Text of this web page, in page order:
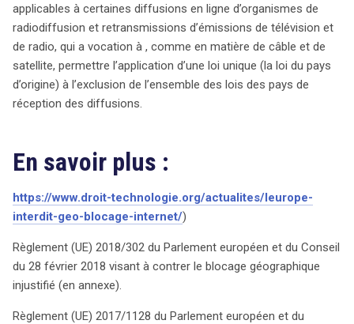
applicables à certaines diffusions en ligne d’organismes de
radiodiffusion et retransmissions d’émissions de télévision et
de radio, qui a vocation à , comme en matière de câble et de
satellite, permettre l’application d’une loi unique (la loi du pays
d’origine) à l’exclusion de l’ensemble des lois des pays de
réception des diffusions.
En savoir plus :
https://www.droit-technologie.org/actualites/leurope-
interdit-geo-blocage-internet/)
Règlement (UE) 2018/302 du Parlement européen et du Conseil
du 28 février 2018 visant à contrer le blocage géographique
injustifié (en annexe).
Règlement (UE) 2017/1128 du Parlement européen et du